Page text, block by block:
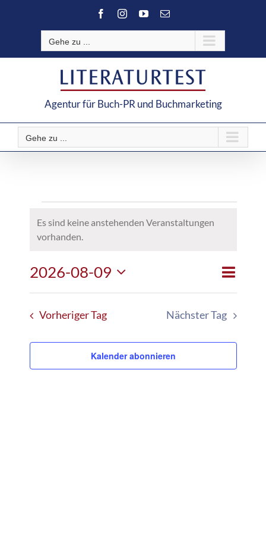
FacebookInstagramYouTube
E-
Gehe zu ...
Agentur für Buch-PR und Buchmarketing
Gehe zu ...
für
9.
2026
Hinweis
Es sind keine anstehenden Veranstaltungen
vorhanden.
Suche
Ansichten,
Suche
Tag
2026-08-09
Datum
wählen.
Vorheriger Tag Nächster Tag
Kalender abonnieren